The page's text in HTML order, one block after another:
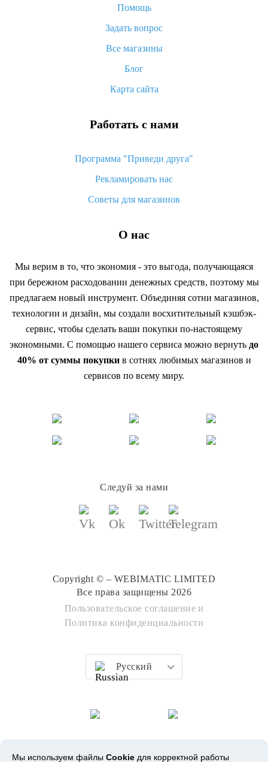
Как покупать оптом на Алиэкспресс
Что делать, если не пришел товар с Алиэкспресс
возврата денег
Помощь
Задать вопрос
Все магазины
Блог
Карта сайта
Работать с нами
Программа "Приведи друга"
Рекламировать нас
Советы для магазинов
О нас
Мы верим в то, что экономия - это выгода, получающаяся
при бережном расходовании денежных средств, поэтому мы
предлагаем новый инструмент. Объединяя сотни магазинов,
технологии и дизайн, мы создали восхитительный кэшбэк-
сервис, чтобы сделать ваши покупки по-настоящему
экономными. С помощью нашего сервиса можно вернуть до
40% от суммы покупкив сотнях любимых магазинов и
сервисов по всему миру.
Следуй за нами
Copyright © – WEBIMATIC LIMITED
Все права защищены 2026
Пользовательское соглашение и
Политика конфиденциальности
Русский
Мы используем файлы Cookie для корректной работы